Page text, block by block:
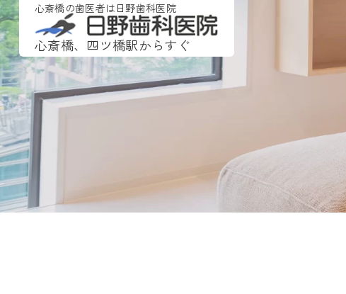
心斎橋の歯医者は日野歯科医院
心斎橋、四ツ橋駅からすぐ